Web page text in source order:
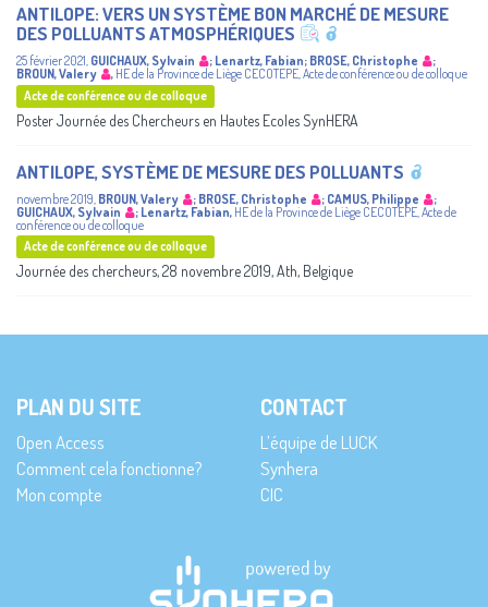
ANTILOPE: VERS UN SYSTÈME BON MARCHÉ DE MESURE
DES POLLUANTS ATMOSPHÉRIQUES
25 février 2021 GUICHAUX, Sylvain ; Lenartz, Fabian; BROSE, Christophe
;
BROUN, Valery
, HE de la Province de Liège CECOTEPE Acte de conférence ou de colloque
Acte de conférence ou de colloque
Poster Journée des Chercheurs en Hautes Ecoles SynHERA
ANTILOPE, SYSTÈME DE MESURE DES POLLUANTS
novembre 2019 BROUN, Valery ; BROSE, Christophe ; CAMUS, Philippe
;
GUICHAUX, Sylvain
; Lenartz, Fabian, HE de la Province de Liège CECOTEPE Acte de
conférence ou de colloque
Acte de conférence ou de colloque
Journée des chercheurs, 28 novembre 2019, Ath, Belgique
PLAN DU SITE
Open Access
Comment cela fonctionne?
Mon compte
CONTACT
L’équipe de LUCK
Synhera
CIC